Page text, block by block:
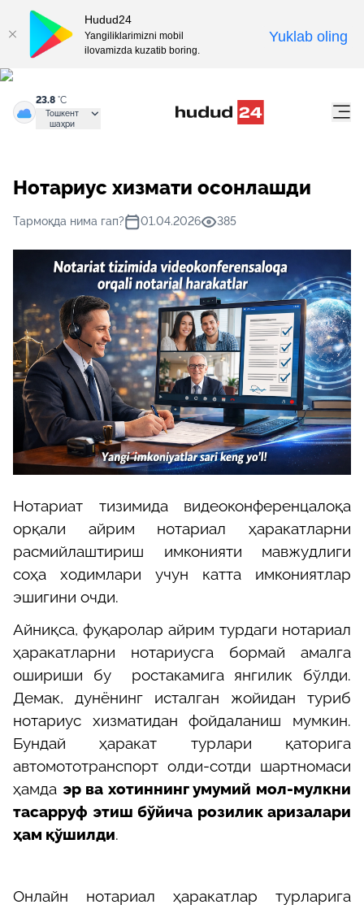
23.8 °C
Тошкент
шаҳри
Нотариус хизмати осонлашди
Тармоқда нима гап? 01.04.2026 385
Нотариат тизимида видеоконференцалоқа
орқали айрим нотариал ҳаракатларни
расмийлаштириш имконияти мавжудлиги
соҳа ходимлари учун катта имкониятлар
эшигини очди.
Айниқса, фуқаролар айрим турдаги нотариал
ҳаракатларни нотариусга бормай амалга
ошириши бу ростакамига янгилик бўлди.
Демак, дунёнинг исталган жойидан туриб
нотариус хизматидан фойдаланиш мумкин.
Бундай ҳаракат турлари қаторига
автомототранспорт олди-сотди шартномаси
ҳамда эр ва хотиннинг умумий мол-мулкни
тасарруф этиш бўйича розилик аризалари
ҳам қўшилди.
Онлайн нотариал ҳаракатлар турларига
Hudud24
Yangiliklarimizni mobil
ilovamizda kuzatib boring.
Yuklab oling